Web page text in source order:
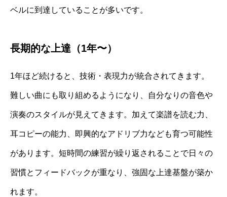
ベルに到達していることが多いです。
長期的な上達（1年〜）
1年ほど続けると、技術・表現力が統合されてきます。
難しい曲にも取り組めるようになり、自分なりの音色や
演奏のスタイルが見えてきます。加えて楽譜を読む力、
耳コピーの能力、即興的なアドリブ力なども育つ可能性
があります。短時間の練習が繰り返されることで日々の
習慣とフィードバックが重なり、強固な上達基盤が築か
れます。